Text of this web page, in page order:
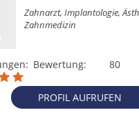
Zahnarzt, Implantologie,
Zahnmedizin
80
Bewertung:
PROFIL AUFRUFEN